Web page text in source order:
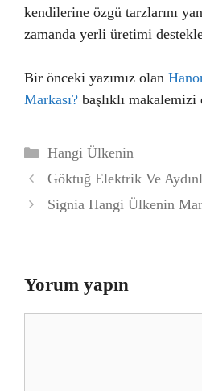
kendilerine özgü tarzlarını
zamanda yerli üretimi
Bir önceki yazımız olan
Markası? başlıklı makalemizi
Kategoriler
Hangi Ülkenin
Göktuğ Elektrik Ve
Signia Hangi Ülkenin
Yorum yapın